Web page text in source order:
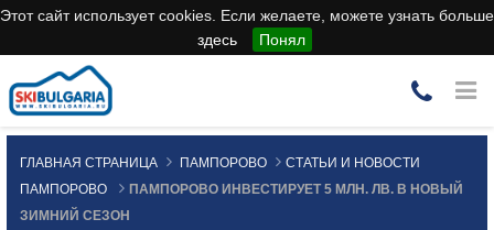
Этот сайт использует cookies. Если желаете, можете узнать больше
здесь
Понял
ГЛАВНАЯ СТРАНИЦА ПАМПОРОВО
СТАТЬИ И НОВОСТИ
ПАМПОРОВО
ПАМПОРОВО ИНВЕСТИРУЕТ 5 МЛН. ЛВ. В НОВЫЙ
ЗИМНИЙ СЕЗОН